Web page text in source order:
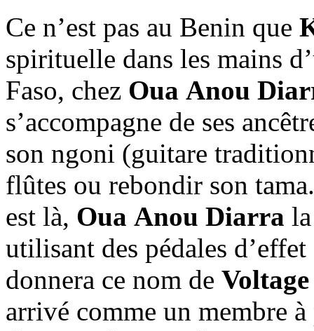
Ce n’est pas au Benin que
spirituelle dans les mains
Faso, chez Oua Anou
s’accompagne de ses
son ngoni (guitare
flûtes ou rebondir son
est là, Oua Anou Diarra
utilisant des pédales
donnera ce nom de
arrivé comme un membre